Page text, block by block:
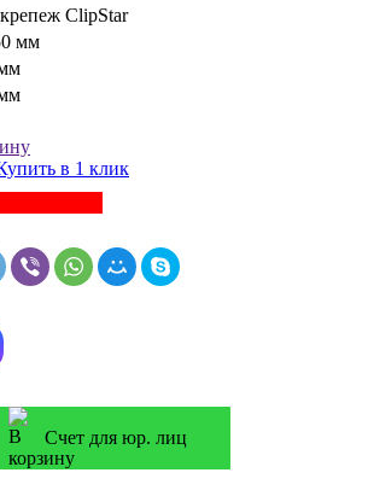
ClipStar
мм
в 1 клик
Счет для юр. лиц